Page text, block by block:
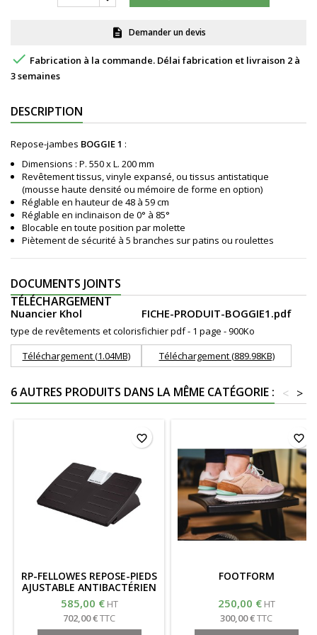
description Demander un devis
 Fabrication à la commande. Délai fabrication et livraison 2 à
3 semaines
DESCRIPTION
Repose-jambes BOGGIE 1 :
Dimensions : P. 550 x L. 200 mm
Revêtement tissus, vinyle expansé, ou tissus antistatique
(mousse haute densité ou mémoire de forme en option)
Réglable en hauteur de 48 à 59 cm
Réglable en inclinaison de 0° à 85°
Blocable en toute position par molette
Piètement de sécurité à 5 branches sur patins ou roulettes
DOCUMENTS JOINTS
TÉLÉCHARGEMENT
Nuancier Khol
type de revêtements et coloris
Téléchargement (1.04MB)
FICHE-PRODUIT-BOGGIE1.pdf
fichier pdf - 1 page - 900Ko
Téléchargement (889.98KB)
6 AUTRES PRODUITS DANS LA MÊME CATÉGORIE : >
<
RP-FELLOWES REPOSE-PIEDS
AJUSTABLE ANTIBACTÉRIEN
585,00 € HT
702,00 €TTC
favorite_border
FOOTFORM
250,00 € HT
300,00 €TTC
favorite_border